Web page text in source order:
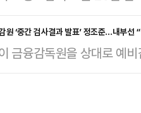
한 방법이라…
스북에 이 대통령이 정동
두고 "미국과 헤어질 결
다. '한미동맹? or 한중동
…
업 결의대회를 연다. 최근
운데, 이번 집회가 노조의
인다. 업계는 물론 글로벌
있다.22일 업계에 따르면
원 ‘중간 검사결과 발표’ 정조준…내부선
금융감독원을 상대로 예
과 발표’ 등이 법령상 비